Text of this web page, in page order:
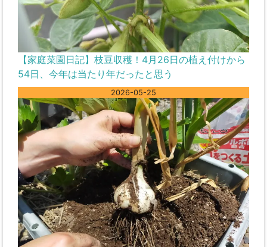
【家庭菜園日記】枝豆収穫！4月26日の植え付けから
54日、今年は当たり年だったと思う
2026-05-25